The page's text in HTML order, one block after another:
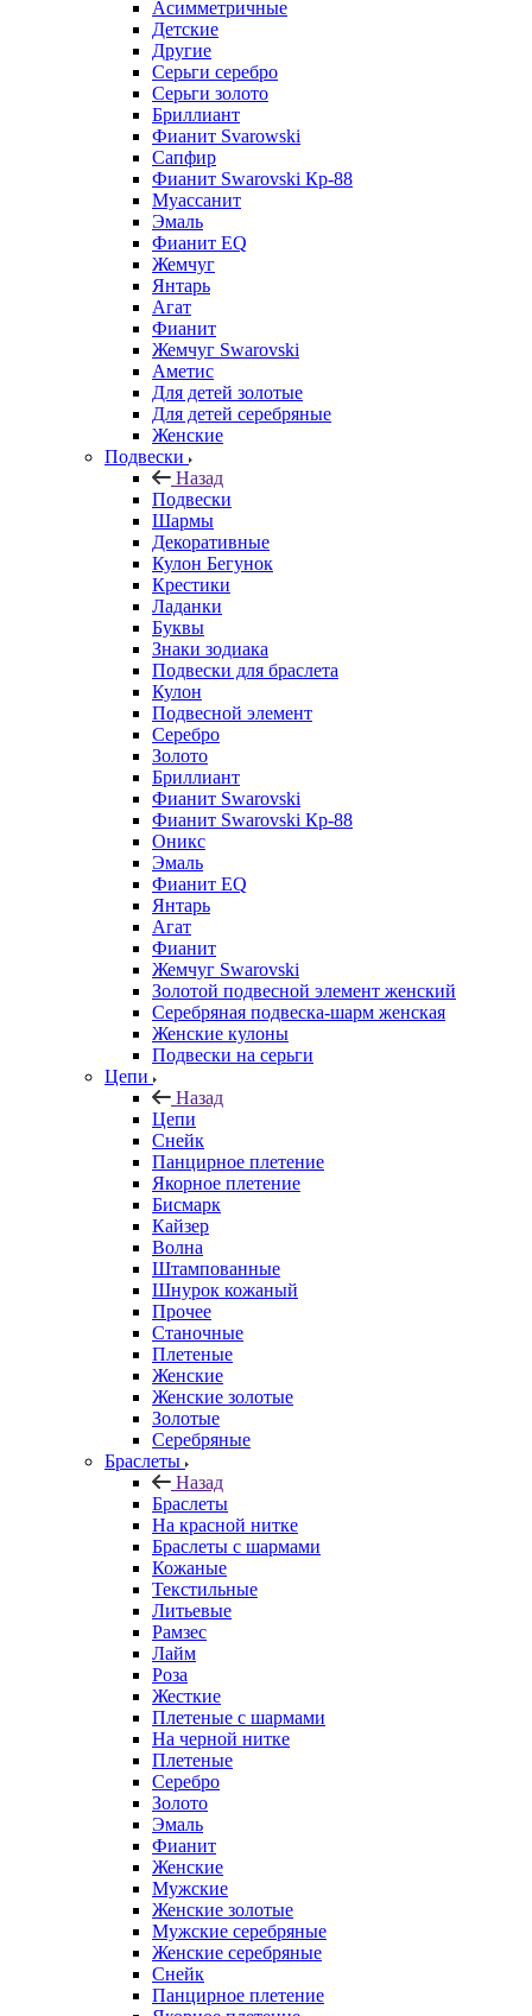
Асимметричные
Детские
Другие
Серьги серебро
Серьги золото
Бриллиант
Фианит Svarowski
Сапфир
Фианит Swarovski Кр-88
Муассанит
Эмаль
Фианит EQ
Жемчуг
Янтарь
Агат
Фианит
Жемчуг Swarovski
Аметис
Для детей золотые
Для детей серебряные
Женские
Подвески
Назад
Подвески
Шармы
Декоративные
Кулон Бегунок
Крестики
Ладанки
Буквы
Знаки зодиака
Подвески для браслета
Кулон
Подвесной элемент
Серебро
Золото
Бриллиант
Фианит Swarovski
Фианит Swarovski Кр-88
Оникс
Эмаль
Фианит EQ
Янтарь
Агат
Фианит
Жемчуг Swarovski
Золотой подвесной элемент женcкий
Серебряная подвеска-шарм женская
Женские кулоны
Подвески на серьги
Цепи
Назад
Цепи
Снейк
Панцирное плетение
Якорное плетение
Бисмарк
Кайзер
Волна
Штампованные
Шнурок кожаный
Прочее
Станочные
Плетеные
Женские
Женские золотые
Золотые
Серебряные
Браслеты
Назад
Браслеты
На красной нитке
Браслеты с шармами
Кожаные
Текстильные
Литьевые
Рамзес
Лайм
Роза
Жесткие
Плетеные с шармами
На черной нитке
Плетеные
Серебро
Золото
Эмаль
Фианит
Женские
Мужские
Женские золотые
Мужские серебряные
Женские серебряные
Снейк
Панцирное плетение